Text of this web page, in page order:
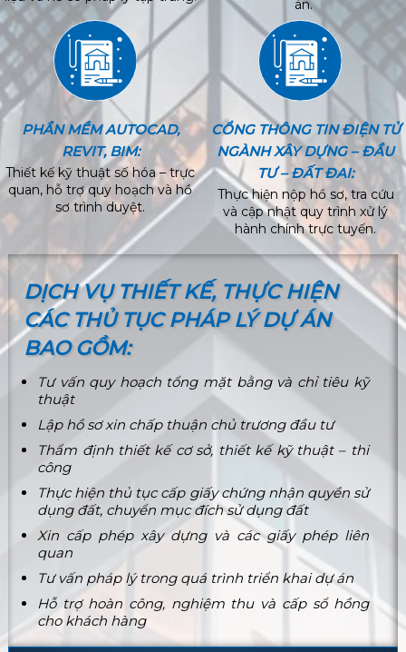
án.
PHẦN MỀM AUTOCAD,
REVIT, BIM:
Thiết kế kỹ thuật số hóa – trực
quan, hỗ trợ quy hoạch và hồ
sơ trình duyệt.
CỔNG THÔNG TIN ĐIỆN TỬ
NGÀNH XÂY DỰNG – ĐẦU
TƯ – ĐẤT ĐAI:
Thực hiện nộp hồ sơ, tra cứu
và cập nhật quy trình xử lý
hành chính trực tuyến.
DỊCH VỤ THIẾT KẾ, THỰC HIỆN
CÁC THỦ TỤC PHÁP LÝ DỰ ÁN
BAO GỒM:
Tư vấn quy hoạch tổng mặt bằng và chỉ tiêu kỹ
thuật
Lập hồ sơ xin chấp thuận chủ trương đầu tư
Thẩm định thiết kế cơ sở, thiết kế kỹ thuật – thi
công
Thực hiện thủ tục cấp giấy chứng nhận quyền sử
dụng đất, chuyển mục đích sử dụng đất
Xin cấp phép xây dựng và các giấy phép liên
quan
Tư vấn pháp lý trong quá trình triển khai dự án
Hỗ trợ hoàn công, nghiệm thu và cấp sổ hồng
cho khách hàng